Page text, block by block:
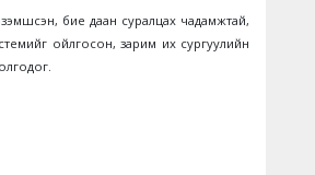
бие даан суралцах чадамжтай,
ойлгосон, зарим их сургуулийн